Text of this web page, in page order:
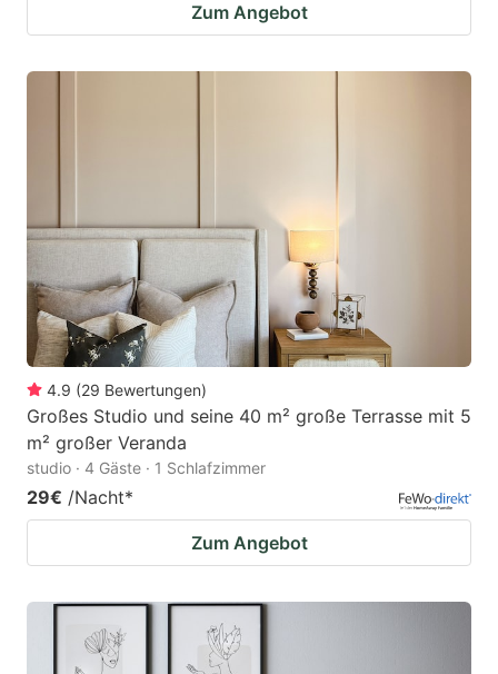
Zum Angebot
4.9 (29 Bewertungen)
Großes Studio und seine 40 m² große Terrasse mit 5
m² großer Veranda
studio · 4 Gäste · 1 Schlafzimmer
29€ /Nacht*
Zum Angebot